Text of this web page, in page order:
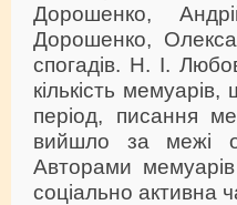
Дорошенко,
Дорошенко,
спогадів. Н. І.
кількість
період, писання
вийшло за межі
Авторами
соціально активна